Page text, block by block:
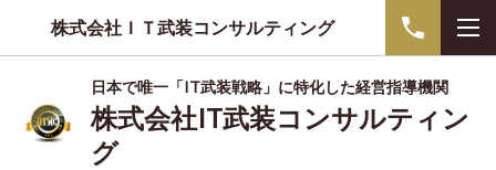
株式会社ＩＴ武装コンサルティング
日本で唯一「IT武装戦略」に特化した経営指導機関
株式会社IT武装コンサルティン
グ